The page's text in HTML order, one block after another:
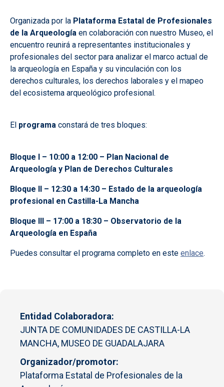
Organizada por la Plataforma Estatal de Profesionales
de la Arqueología en colaboración con nuestro Museo, el
encuentro reunirá a representantes institucionales y
profesionales del sector para analizar el marco actual de
la arqueología en España y su vinculación con los
derechos culturales, los derechos laborales y el mapeo
del ecosistema arqueológico profesional.
El programa constará de tres bloques:
Bloque I – 10:00 a 12:00 – Plan Nacional de
Arqueología y Plan de Derechos Culturales
Bloque II – 12:30 a 14:30 – Estado de la arqueología
profesional en Castilla-La Mancha
Bloque III – 17:00 a 18:30 – Observatorio de la
Arqueología en España
Puedes consultar el programa completo en este enlace.
Entidad Colaboradora
JUNTA DE COMUNIDADES DE CASTILLA-LA
MANCHA, MUSEO DE GUADALAJARA
Organizador/promotor
Plataforma Estatal de Profesionales de la